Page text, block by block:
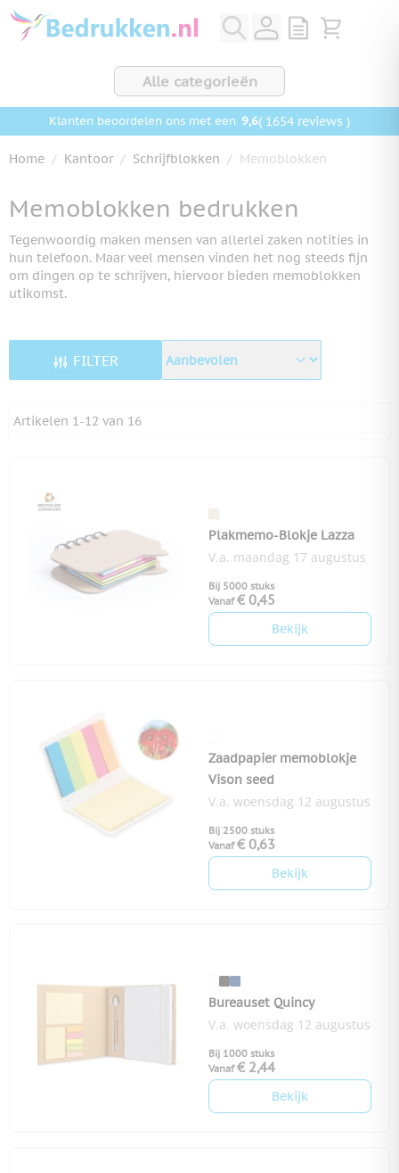
Ga naar de inhoud
View quote,
Bekijk
Alle categorieën
Klanten beoordelen ons met een 9,6( 1654 reviews )
Home / Kantoor / Schrijfblokken / Memoblokken
Memoblokken bedrukken
Tegenwoordig maken mensen van allerlei zaken notities in
hun telefoon. Maar veel mensen vinden het nog steeds fijn
om dingen op te schrijven, hiervoor bieden memoblokken
utikomst.
FILTER
Artikelen 1-12 van 16
Plakmemo-Blokje Lazza
V.a. maandag 17 augustus
Bij 5000 stuks
Vanaf € 0,45
Bekijk
Zaadpapier memoblokje
Vison seed
V.a. woensdag 12 augustus
Bij 2500 stuks
Vanaf € 0,63
Bekijk
Bureauset Quincy
V.a. woensdag 12 augustus
Bij 1000 stuks
Vanaf € 2,44
Bekijk